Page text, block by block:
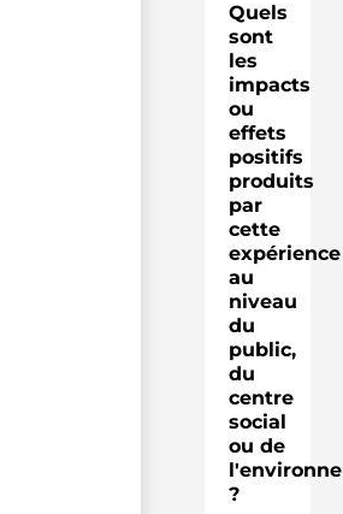
Quels
sont
les
impacts
ou
effets
positifs
produits
par
cette
expérience
au
niveau
du
public,
du
centre
social
ou de
?